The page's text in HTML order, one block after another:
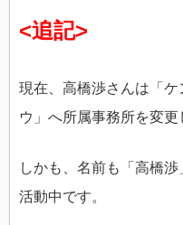
<追記>
現在、高橋渉さんは「
ウ」へ所属事務所を変更
しかも、名前も「高橋
活動中です。